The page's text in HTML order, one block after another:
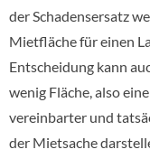
der Schadensersatz
Mietfläche für einen
Entscheidung kann
wenig Fläche, also
vereinbarter und
der Mietsache